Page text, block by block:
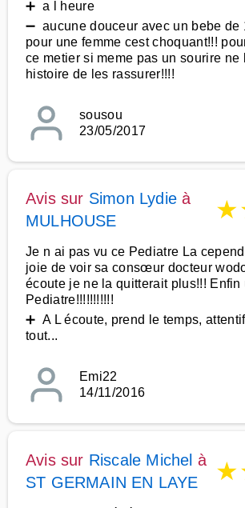
➕ a l heure
➖ aucune douceur avec un bebe de
pour une femme cest choquant!!!
ce metier si meme pas un sourire ne
histoire de les rassurer!!!!
sousou
23/05/2017
Avis sur Simon Lydie à
MULHOUSE
★
Je n ai pas vu ce Pediatre La
joie de voir sa consœur docteur
écoute je ne la quitterait plus!!! Enfin
Pediatre!!!!!!!!!!!
➕ A L écoute, prend le temps,
tout...
Emi22
14/11/2016
Avis sur Riscale Michel à
ST GERMAIN EN LAYE
★